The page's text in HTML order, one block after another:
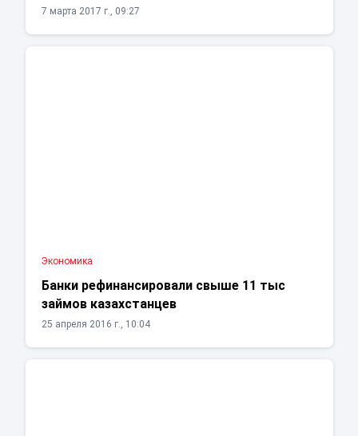
7 марта 2017 г., 09:27
Экономика
Банки рефинансировали свыше 11 тыс
займов казахстанцев
25 апреля 2016 г., 10:04